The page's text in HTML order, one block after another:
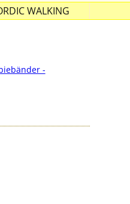
WALKING
ASPHALT PADS
AUSRÜSTUNG
-